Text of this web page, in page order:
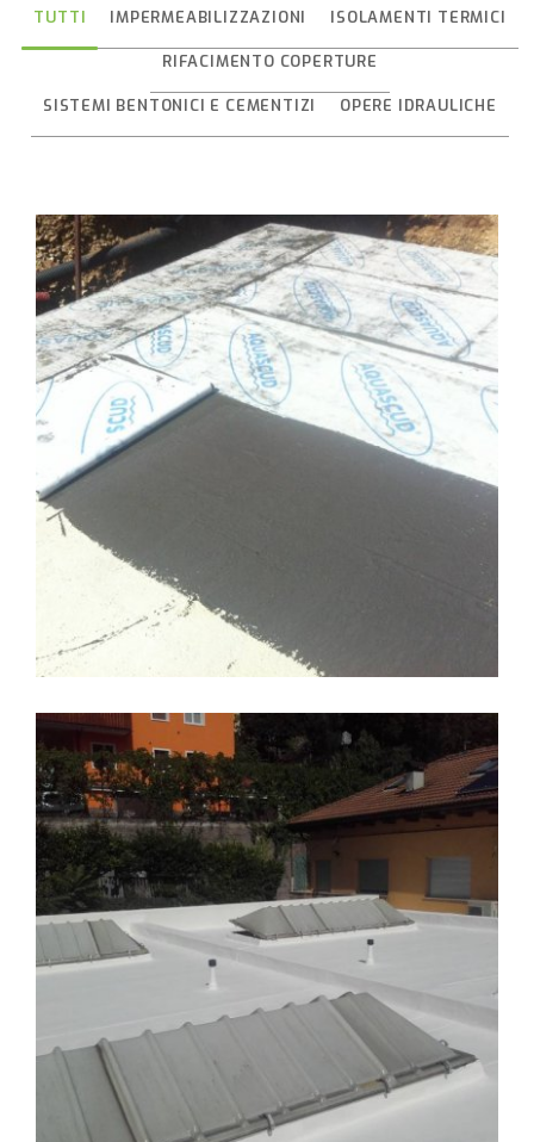
TUTTI IMPERMEABILIZZAZIONI ISOLAMENTI TERMICI
RIFACIMENTO COPERTURE
SISTEMI BENTONICI E CEMENTIZI OPERE IDRAULICHE
Coperture ad alta riflettivita
IMPERMEABILIZZAZIONI
Coperture